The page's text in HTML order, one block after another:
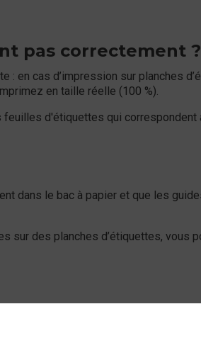
pas correctement ?
: en cas d’impression sur planches
en taille réelle (100 %).
d'étiquettes qui correspondent
dans le bac à papier et que les
sur des planches d’étiquettes, vous